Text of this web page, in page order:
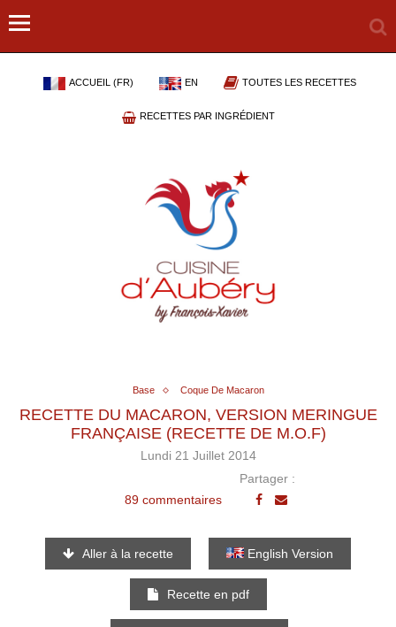
ACCUEIL (FR) EN TOUTES LES RECETTES
RECETTES PAR INGRÉDIENT
Base Coque De Macaron
RECETTE DU MACARON, VERSION MERINGUE
FRANÇAISE (RECETTE DE M.O.F)
Lundi 21 Juillet 2014
89 commentaires
Partager :
Aller à la recette English Version
Recette en pdf